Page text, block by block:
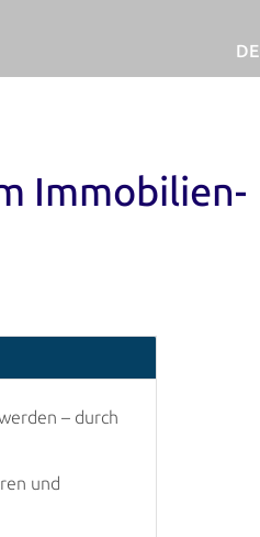
DE
Immobilien-
– durch
und